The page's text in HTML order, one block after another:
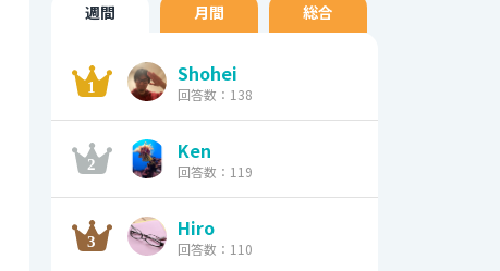
週間 月間 総合
Shohei
回答数：138
Ken
回答数：119
Hiro
回答数：110